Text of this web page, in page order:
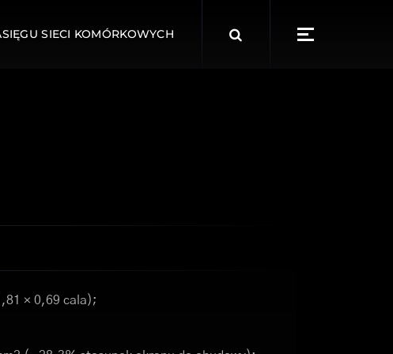
SIECI KOMÓRKOWYCH
for:
× 0,69 cala);